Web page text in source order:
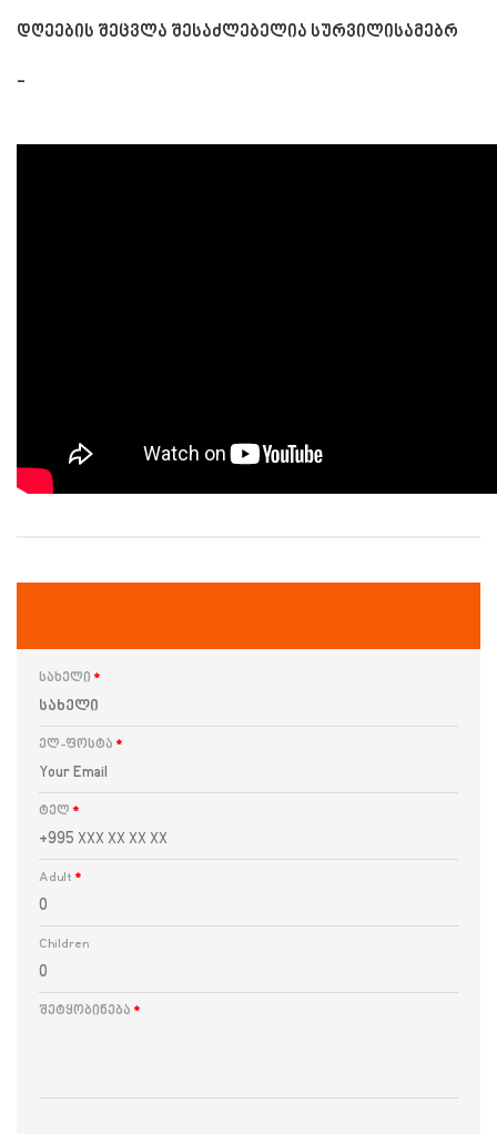
დღეების შეცვლა შესაძლებელია სურვილისამებრ
-
სახელი *
ელ-ფოსტა *
ტელ *
Adult *
Children
შეტყობინება *